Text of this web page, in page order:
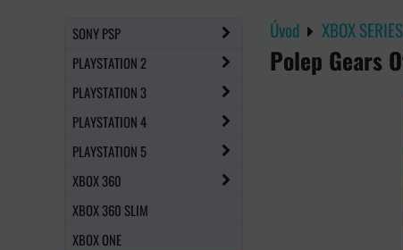
Úvod XBOX
Polep Gears
SONY PSP
PLAYSTATION 2
PLAYSTATION 3
PLAYSTATION 4
PLAYSTATION 5
XBOX 360
XBOX 360 SLIM
XBOX ONE